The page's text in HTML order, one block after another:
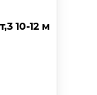
10-12 м